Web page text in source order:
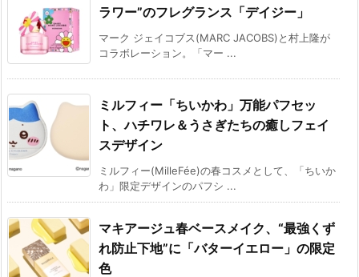
ラワー”のフレグランス「デイジー」
マーク ジェイコブス(MARC JACOBS)と村上隆が
コラボレーション。「マー ...
ミルフィー「ちいかわ」万能パフセッ
ト、ハチワレ＆うさぎたちの癒しフェイ
スデザイン
ミルフィー(MilleFée)の春コスメとして、「ちいか
わ」限定デザインのパフシ ...
マキアージュ春ベースメイク、“最強くず
れ防止下地”に「バターイエロー」の限定
色